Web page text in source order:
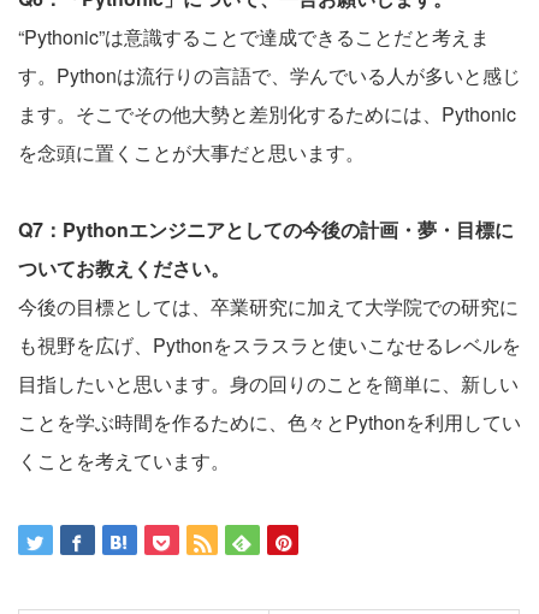
“Pythonic”は意識することで達成できることだと考えま
す。Pythonは流行りの言語で、学んでいる人が多いと感じ
ます。そこでその他大勢と差別化するためには、Pythonic
を念頭に置くことが大事だと思います。
Q7：Pythonエンジニアとしての今後の計画・夢・目標に
ついてお教えください。
今後の目標としては、卒業研究に加えて大学院での研究に
も視野を広げ、Pythonをスラスラと使いこなせるレベルを
目指したいと思います。身の回りのことを簡単に、新しい
ことを学ぶ時間を作るために、色々とPythonを利用してい
くことを考えています。